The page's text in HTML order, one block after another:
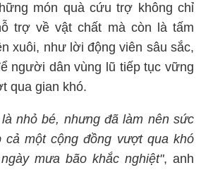
món quà cứu trợ không chỉ
trợ về vật chất mà còn là tấm
xuôi, như lời động viên sâu sắc,
người dân vùng lũ tiếp tục vững
qua gian khó.
nhỏ bé, nhưng đã làm nên sức
cả một cộng đồng vượt qua khó
mưa bão khắc nghiệt", anh